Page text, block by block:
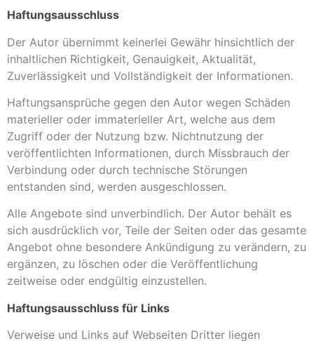
Haftungsausschluss
Der Autor übernimmt keinerlei Gewähr hinsichtlich der
inhaltlichen Richtigkeit, Genauigkeit, Aktualität,
Zuverlässigkeit und Vollständigkeit der Informationen.
Haftungsansprüche gegen den Autor wegen Schäden
materieller oder immaterieller Art, welche aus dem
Zugriff oder der Nutzung bzw. Nichtnutzung der
veröffentlichten Informationen, durch Missbrauch der
Verbindung oder durch technische Störungen
entstanden sind, werden ausgeschlossen.
Alle Angebote sind unverbindlich. Der Autor behält es
sich ausdrücklich vor, Teile der Seiten oder das gesamte
Angebot ohne besondere Ankündigung zu verändern, zu
ergänzen, zu löschen oder die Veröffentlichung
zeitweise oder endgültig einzustellen.
Haftungsausschluss für Links
Verweise und Links auf Webseiten Dritter liegen